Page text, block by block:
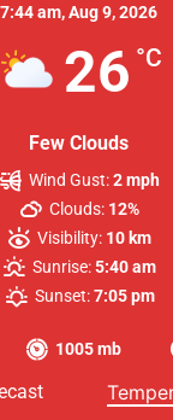
7:44 am,Aug 9, 2026
26 °C
Few Clouds
1005 mb
Wind Gust:2 mph
Clouds: 12%
Visibility: 10 km
Sunrise:5:40 am
Sunset: 7:05 pm